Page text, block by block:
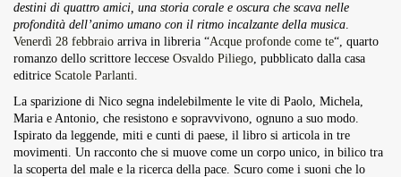
Overdrive Fest A Matino: Il...
Maggio 29, 2026 4 Min
destini di quattro amici, una storia corale e oscura che scava nelle
profondità dell’animo umano con il ritmo incalzante della musica.
Venerdì 28 febbraio arriva in libreria “Acque profonde come te“, quarto
romanzo dello scrittore leccese Osvaldo Piliego, pubblicato dalla casa
editrice Scatole Parlanti.
La sparizione di Nico segna indelebilmente le vite di Paolo, Michela,
Maria e Antonio, che resistono e sopravvivono, ognuno a suo modo.
Ispirato da leggende, miti e cunti di paese, il libro si articola in tre
movimenti. Un racconto che si muove come un corpo unico, in bilico tra
la scoperta del male e la ricerca della pace. Scuro come i suoni che lo